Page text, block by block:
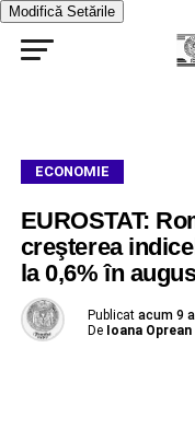
Modifică Setările
ECONOMIE
EUROSTAT:
creşterea
la 0,6% în
Publicat acum 9
De Ioana Oprean